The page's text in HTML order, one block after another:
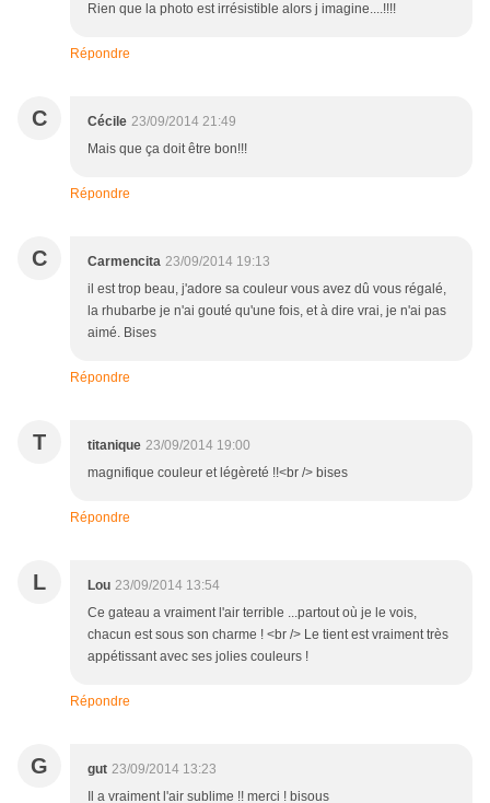
Rien que la photo est irrésistible alors j imagine....!!!!
Répondre
C Cécile 23/09/2014 21:49
Mais que ça doit être bon!!!
Répondre
C Carmencita 23/09/2014 19:13
il est trop beau, j'adore sa couleur vous avez dû vous régalé,
la rhubarbe je n'ai gouté qu'une fois, et à dire vrai, je n'ai pas
aimé. Bises
Répondre
T titanique 23/09/2014 19:00
magnifique couleur et légèreté !!<br /> bises
Répondre
L Lou 23/09/2014 13:54
Ce gateau a vraiment l'air terrible ...partout où je le vois,
chacun est sous son charme ! <br /> Le tient est vraiment très
appétissant avec ses jolies couleurs !
Répondre
G gut 23/09/2014 13:23
Il a vraiment l'air sublime !! merci ! bisous